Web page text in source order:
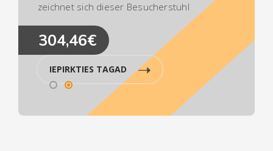
zeichnet sich dieser Besucherstuhl
besonders durch seine ergonomisch
geformte Sitzfläche aus, die auch längere
Sitzphasen nicht anstrengend werden
lässt.Ca. Maße:Gesamthöhe: 87
cmGesamtbreite: 43 cmGesamttiefe: 47
cmSitzhöhe: 45 cmSitzfläche (BxT): 40 x 36
cmMax. Belastbarkeit: 120 kgGewicht: 4
304,46€
IEPIRKTIES TAGAD